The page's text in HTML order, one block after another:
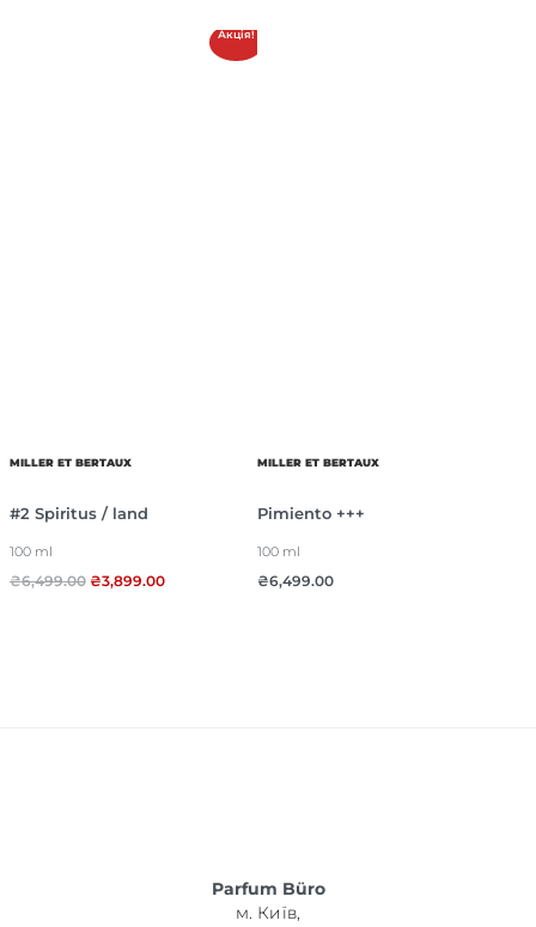
Акція!
MILLER ET BERTAUX
#2 Spiritus / land
100 ml
₴6,499.00 ₴3,899.00
MILLER ET BERTAUX
Рimiento +++
100 ml
₴6,499.00
Parfum Büro
м. Київ,